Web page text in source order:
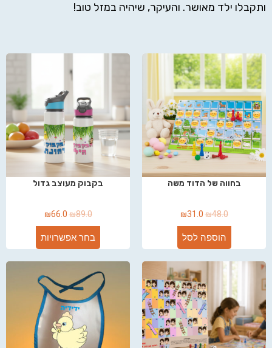
ותקבלו ילד מאושר. והעיקר, שיהיה במזל טוב!
בחווה של הדוד משה
₪48.0
₪31.0
הוספה לסל
בקבוק מעוצב גדול
₪89.0
₪66.0
בחר אפשרויות